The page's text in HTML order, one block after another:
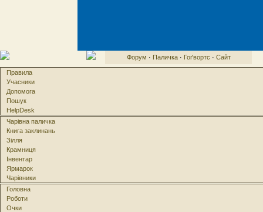
Форум · Паличка· Гоґвортс · Сайт
Правила
Учасники
Допомога
Пошук
HelpDesk
Чарівна паличка
Книга заклинань
Зілля
Крамниця
Інвентар
Ярмарок
Чарівники
Головна
Роботи
Очки